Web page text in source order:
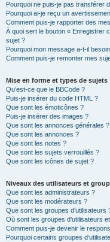
Pourquoi ne puis-je pas transférer
Pourquoi ai-je reçu un
Comment puis-je rapporter des
À quoi sert le bouton « Enregistrer
sujet ?
Pourquoi mon message a-t-il
Comment puis-je remonter mes
Mise en forme et types de sujets
Qu’est-ce que le BBCode ?
Puis-je insérer du code HTML ?
Que sont les émoticônes ?
Puis-je insérer des images ?
Que sont les annonces générales ?
Que sont les annonces ?
Que sont les notes ?
Que sont les sujets verrouillés ?
Que sont les icônes de sujet ?
Niveaux des utilisateurs et
Que sont les administrateurs ?
Que sont les modérateurs ?
Que sont les groupes d’utilisateurs
Où sont les groupes d’utilisateurs
Comment puis-je devenir le
Pourquoi certains groupes